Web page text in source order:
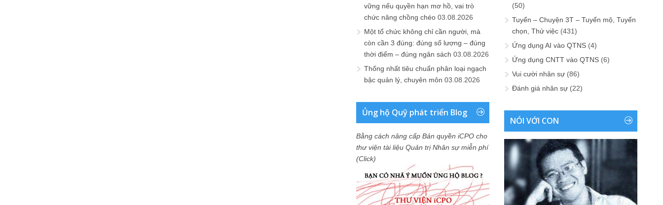
vững nếu quyền hạn mơ hồ, vai trò
chức năng chồng chéo 03.08.2026
Một tổ chức không chỉ cần người, mà
còn cần 3 đúng: đúng số lượng – đúng
thời điểm – đúng ngân sách 03.08.2026
Thống nhất tiêu chuẩn phân loại ngạch
bậc quản lý, chuyên môn 03.08.2026
Ủng hộ Quỹ phát triển Blog
Bằng cách nâng cấp Bản quyền iCPO cho
thư viện tài liệu Quản trị Nhân sự miễn phí
(Click)
(50)
Tuyển – Chuyện 3T – Tuyển mộ, Tuyển
chọn, Thử việc (431)
Ứng dụng AI vào QTNS (4)
Ứng dụng CNTT vào QTNS (6)
Vui cười nhân sự (86)
Đánh giá nhân sự (22)
NÓI VỚI CON